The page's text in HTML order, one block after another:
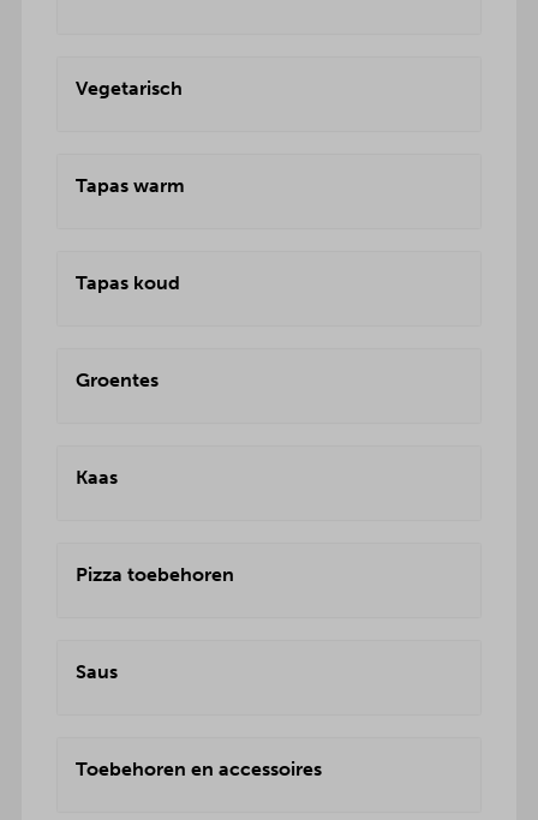
Vegetarisch
Tapas warm
Tapas koud
Groentes
Kaas
Pizza toebehoren
Saus
Toebehoren en accessoires